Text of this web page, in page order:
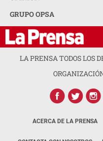
GRUPO OPSA
LA PRENSA TODOS LOS
ACERCA DE LA PRENSA